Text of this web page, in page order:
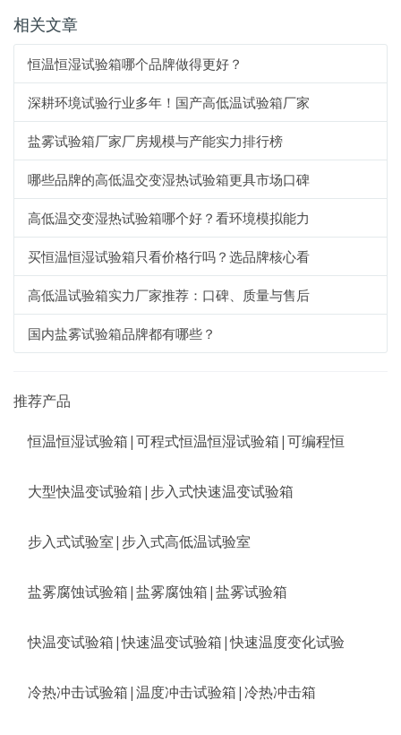
相关文章
恒温恒湿试验箱哪个品牌做得更好？
深耕环境试验行业多年！国产高低温试验箱厂家
盐雾试验箱厂家厂房规模与产能实力排行榜
哪些品牌的高低温交变湿热试验箱更具市场口碑
高低温交变湿热试验箱哪个好？看环境模拟能力
买恒温恒湿试验箱只看价格行吗？选品牌核心看
高低温试验箱实力厂家推荐：口碑、质量与售后
国内盐雾试验箱品牌都有哪些？
推荐产品
恒温恒湿试验箱|可程式恒温恒湿试验箱|可编程恒
大型快温变试验箱|步入式快速温变试验箱
步入式试验室|步入式高低温试验室
盐雾腐蚀试验箱|盐雾腐蚀箱|盐雾试验箱
快温变试验箱|快速温变试验箱|快速温度变化试验
冷热冲击试验箱|温度冲击试验箱|冷热冲击箱